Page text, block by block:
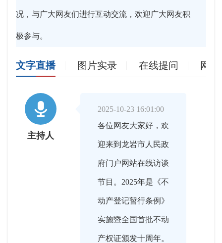
况，与广大网友们进行互动交流，欢迎广大网友积
极参与。
文字直播 图片实录 在线提问 网

主持人
2025-10-23 16:01:00
各位网友大家好，欢
迎来到龙岩市人民政
府门户网站在线访谈
节目。2025年是《不
动产登记暂行条例》
实施暨全国首批不动
产权证颁发十周年。